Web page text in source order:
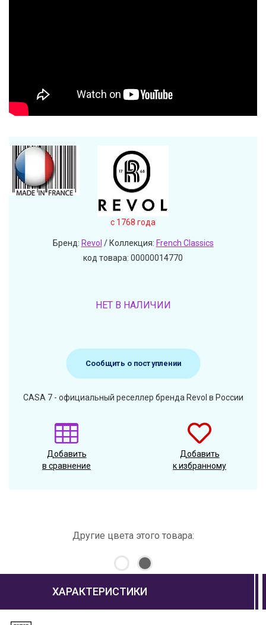
c 1768 года
Бренд: Revol / Коллекция: French Classics
код товара: 00000014770
НЕТ В НАЛИЧИИ
Сообщить о поступлении
CASA 7 - официальный реселлер бренда Revol в России
Добавить
в сравнение
Добавить
к избранному
Другие цвета этого товара:
ХАРАКТЕРИСТИКИ